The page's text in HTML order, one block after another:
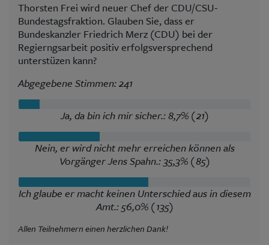
Thorsten Frei wird neuer Chef der CDU/CSU-
Bundestagsfraktion. Glauben Sie, dass er
Bundeskanzler Friedrich Merz (CDU) bei der
Regierngsarbeit positiv erfolgsversprechend
unterstüzen kann?
Abgegebene Stimmen: 241
Ja, da bin ich mir sicher.: 8,7% (21)
Nein, er wird nicht mehr erreichen können als
Vorgänger Jens Spahn.: 35,3% (85)
Ich glaube er macht keinen Unterschied aus in diesem
Amt.: 56,0% (135)
Allen Teilnehmern einen herzlichen Dank!